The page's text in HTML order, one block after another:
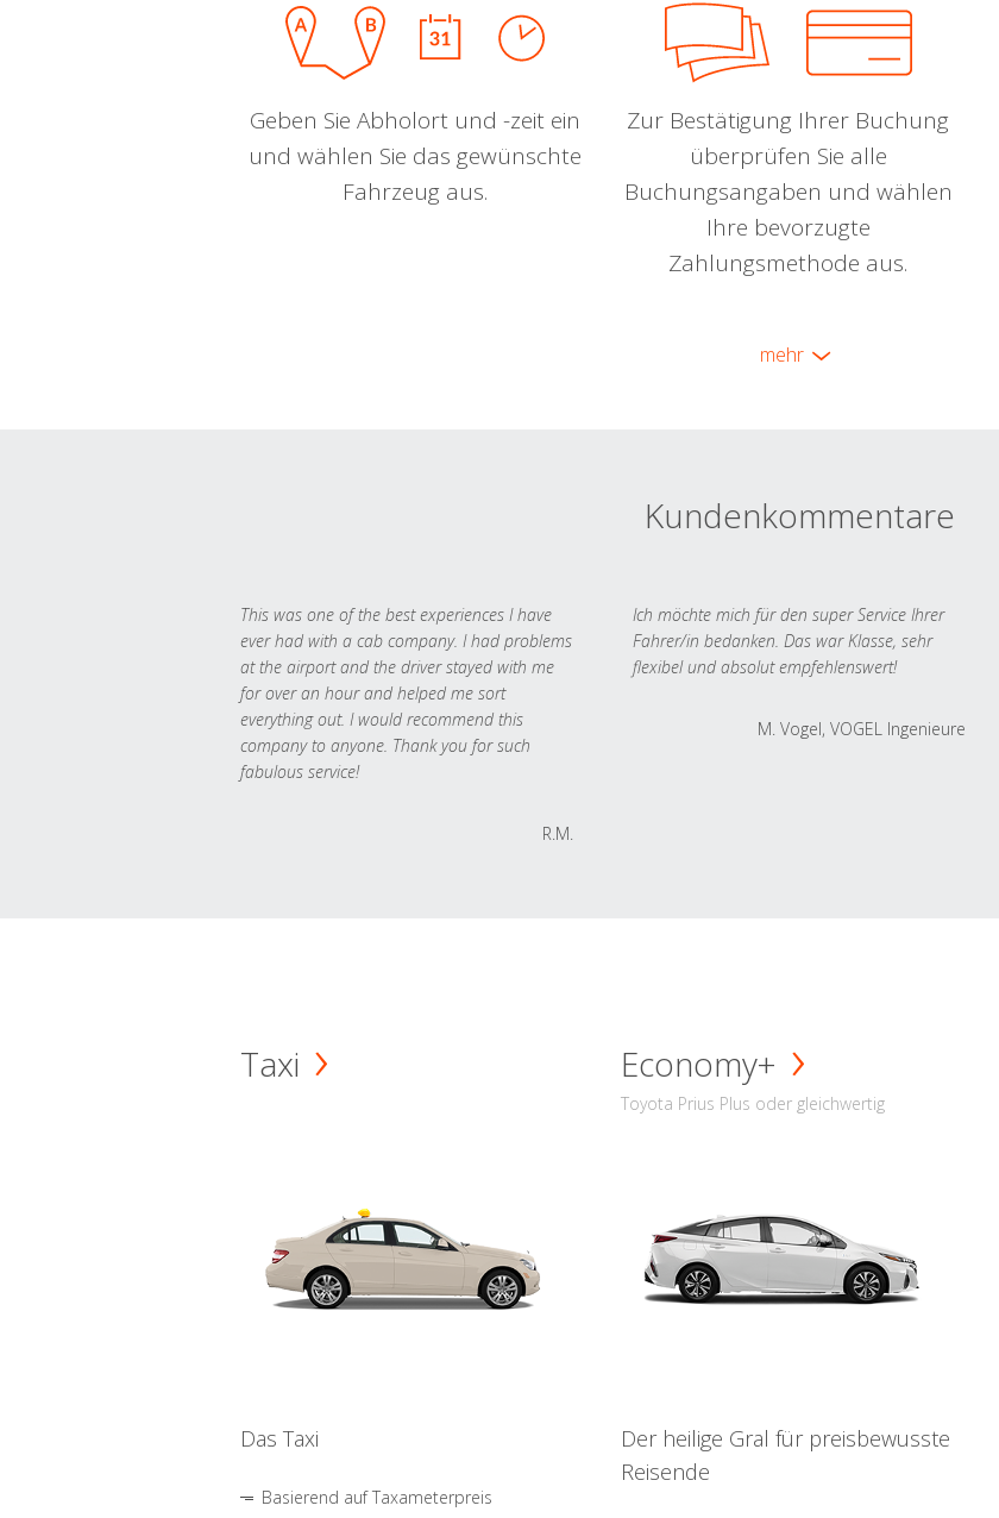
Geben Sie Abholort und -zeit ein
und wählen Sie das gewünschte
Fahrzeug aus.
Zur Bestätigung Ihrer Buchung
überprüfen Sie alle
Buchungsangaben und wählen
Ihre bevorzugte
Zahlungsmethode aus.
mehr
Kundenkommentare
This was one of the best experiences I have
ever had with a cab company. I had problems
at the airport and the driver stayed with me
for over an hour and helped me sort
everything out. I would recommend this
company to anyone. Thank you for such
fabulous service!
R.M.
Ich möchte mich für den super Service Ihrer
Fahrer/in bedanken. Das war Klasse, sehr
flexibel und absolut empfehlenswert!
M. Vogel, VOGEL Ingenieure
Taxi
Das Taxi
Basierend auf Taxameterpreis
Economy+
Toyota Prius Plus oder gleichwertig
Der heilige Gral für preisbewusste
Reisende